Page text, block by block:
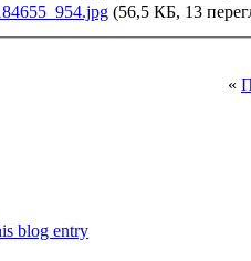
(56,5 КБ, 13
«
blog entry